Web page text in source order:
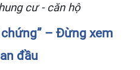
cư - căn hộ
– Đừng xem
đầu